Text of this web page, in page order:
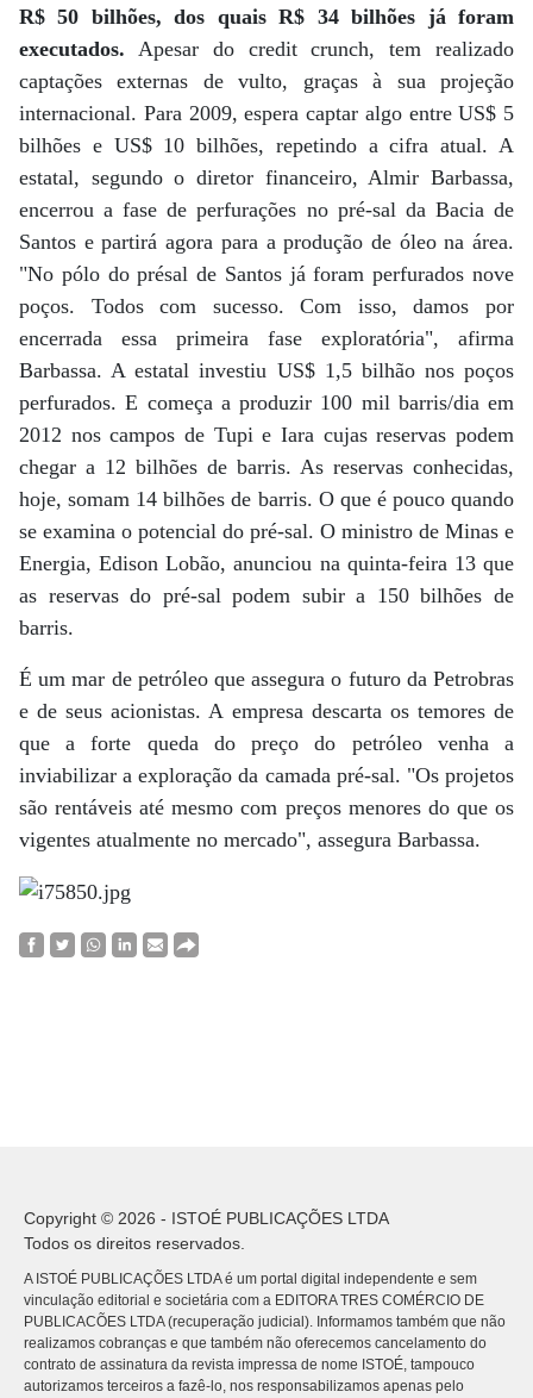
R$ 50 bilhões, dos quais R$ 34 bilhões já foram
executados. Apesar do credit crunch, tem realizado
captações externas de vulto, graças à sua projeção
internacional. Para 2009, espera captar algo entre US$ 5
bilhões e US$ 10 bilhões, repetindo a cifra atual. A
estatal, segundo o diretor financeiro, Almir Barbassa,
encerrou a fase de perfurações no pré-sal da Bacia de
Santos e partirá agora para a produção de óleo na área.
"No pólo do présal de Santos já foram perfurados nove
poços. Todos com sucesso. Com isso, damos por
encerrada essa primeira fase exploratória", afirma
Barbassa. A estatal investiu US$ 1,5 bilhão nos poços
perfurados. E começa a produzir 100 mil barris/dia em
2012 nos campos de Tupi e Iara cujas reservas podem
chegar a 12 bilhões de barris. As reservas conhecidas,
hoje, somam 14 bilhões de barris. O que é pouco quando
se examina o potencial do pré-sal. O ministro de Minas e
Energia, Edison Lobão, anunciou na quinta-feira 13 que
as reservas do pré-sal podem subir a 150 bilhões de
barris.
É um mar de petróleo que assegura o futuro da Petrobras
e de seus acionistas. A empresa descarta os temores de
que a forte queda do preço do petróleo venha a
inviabilizar a exploração da camada pré-sal. "Os projetos
são rentáveis até mesmo com preços menores do que os
vigentes atualmente no mercado", assegura Barbassa.
Copyright © 2026 - ISTOÉ PUBLICAÇÕES LTDA
Todos os direitos reservados.
A ISTOÉ PUBLICAÇÕES LTDA é um portal digital independente e sem
vinculação editorial e societária com a EDITORA TRES COMÉRCIO DE
PUBLICACÕES LTDA (recuperação judicial). Informamos também que não
realizamos cobranças e que também não oferecemos cancelamento do
contrato de assinatura da revista impressa de nome ISTOÉ, tampouco
autorizamos terceiros a fazê-lo, nos responsabilizamos apenas pelo